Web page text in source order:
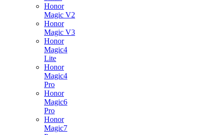
Honor
Magic V2
Honor
Magic V3
Honor
Magic4
Lite
Honor
Magic4
Pro
Honor
Magic6
Pro
Honor
Magic7